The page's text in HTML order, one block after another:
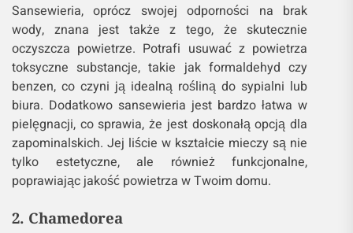
Sansewieria, oprócz swojej odporności na brak
wody, znana jest także z tego, że skutecznie
oczyszcza powietrze. Potrafi usuwać z powietrza
toksyczne substancje, takie jak formaldehyd czy
benzen, co czyni ją idealną rośliną do sypialni lub
biura. Dodatkowo sansewieria jest bardzo łatwa w
pielęgnacji, co sprawia, że jest doskonałą opcją dla
zapominalskich. Jej liście w kształcie mieczy są nie
tylko estetyczne, ale również funkcjonalne,
poprawiając jakość powietrza w Twoim domu.
2. Chamedorea